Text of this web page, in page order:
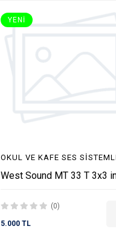
YENI
OKUL VE KAFE SES
(0)
5.000 TL